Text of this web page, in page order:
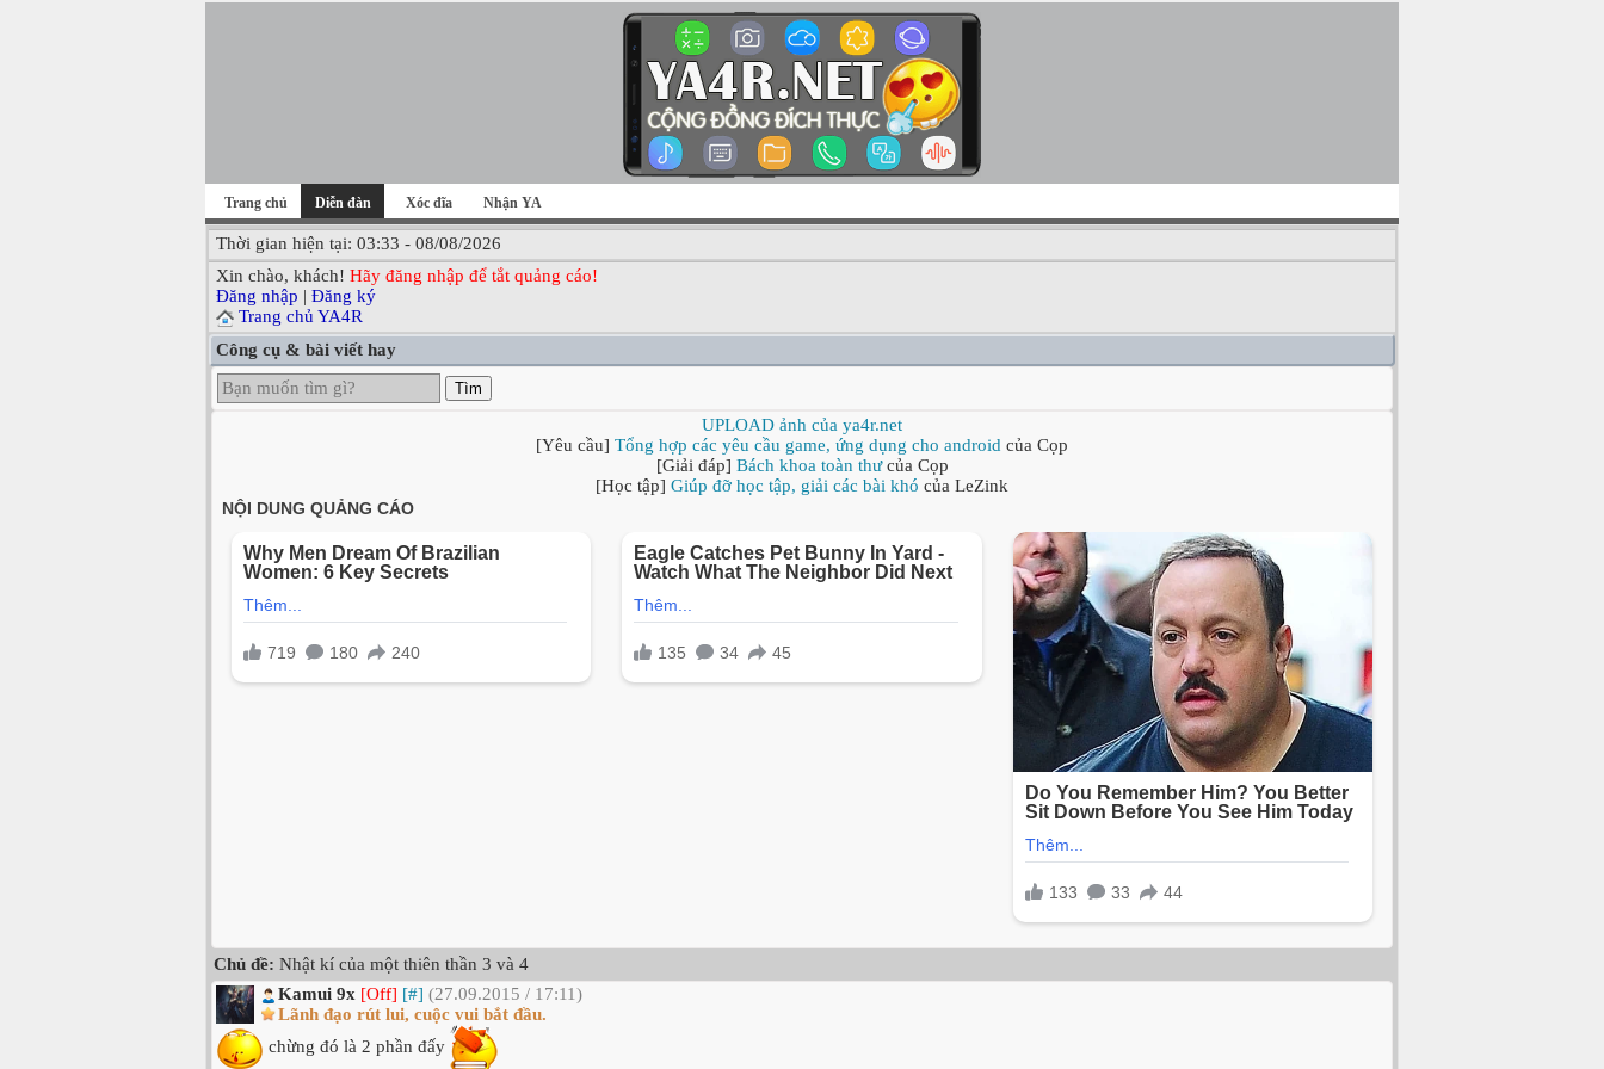
Trang chủ Diễn đàn Xóc đĩa Nhận YA
Thời gian hiện tại: 03:33 - 08/08/2026
Xin chào, khách! Hãy đăng nhập để tắt quảng cáo!
Đăng nhập | Đăng ký
Trang chủ YA4R
Công cụ & bài viết hay
Tìm
UPLOAD ảnh của ya4r.net
[Yêu cầu] Tổng hợp các yêu cầu game, ứng dụng cho android của Cọp
[Giải đáp] Bách khoa toàn thưcủa Cọp
[Học tập] Giúp đỡ học tập, giải các bài khó của LeZink
Chủ đề: Nhật kí của một thiên thần 3 và 4
Kamui 9x [Off] [#] (27.09.2015 / 17:11)
Lãnh đạo rút lui, cuộc vui bắt đầu.
chừng đó là 2 phần đấy